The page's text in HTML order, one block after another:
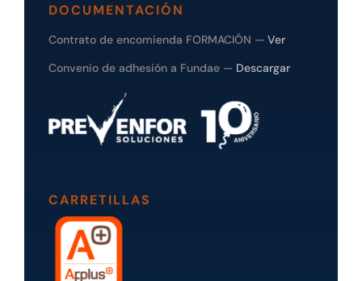
DOCUMENTACIÓN
Contrato de encomienda FORMACIÓN — Ver
Convenio de adhesión a Fundae — Descargar
CARRETILLAS